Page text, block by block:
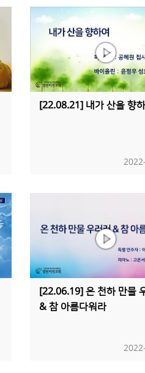
[22.08.21] 내가 산을 향
[22.06.19] 온 천하 만물
& 참 아름다워라